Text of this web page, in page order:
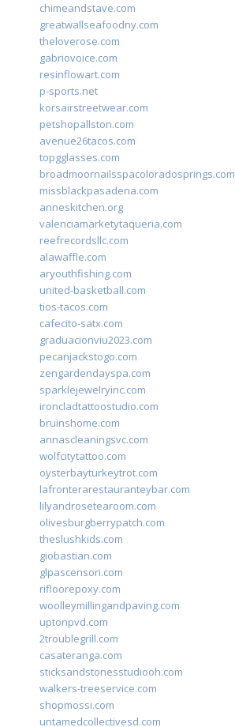
chimeandstave.com
greatwallseafoodny.com
theloverose.com
gabriovoice.com
resinflowart.com
p-sports.net
korsairstreetwear.com
petshopallston.com
avenue26tacos.com
topgglasses.com
broadmoornailsspacoloradosprings.com
missblackpasadena.com
anneskitchen.org
valenciamarketytaqueria.com
reefrecordsllc.com
alawaffle.com
aryouthfishing.com
united-basketball.com
tios-tacos.com
cafecito-satx.com
graduacionviu2023.com
pecanjackstogo.com
zengardendayspa.com
sparklejewelryinc.com
ironcladtattoostudio.com
bruinshome.com
annascleaningsvc.com
wolfcitytattoo.com
oysterbayturkeytrot.com
lafronterarestauranteybar.com
lilyandrosetearoom.com
olivesburgberrypatch.com
theslushkids.com
giobastian.com
glpascensori.com
rifloorepoxy.com
woolleymillingandpaving.com
uptonpvd.com
2troublegrill.com
casateranga.com
sticksandstonesstudiooh.com
walkers-treeservice.com
shopmossi.com
untamedcollectivesd.com